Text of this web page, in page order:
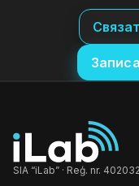
SIA “iLab” · Reģ. nr.